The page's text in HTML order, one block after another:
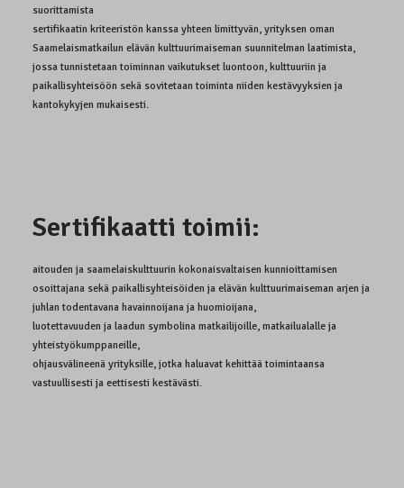
suorittamista
sertifikaatin kriteeristön kanssa yhteen limittyvän, yrityksen oman
Saamelaismatkailun elävän kulttuurimaiseman suunnitelman laatimista,
jossa tunnistetaan toiminnan vaikutukset luontoon, kulttuuriin ja
paikallisyhteisöön sekä sovitetaan toiminta niiden kestävyyksien ja
kantokykyjen mukaisesti.
Sertifikaatti toimii:
aitouden ja saamelaiskulttuurin kokonaisvaltaisen kunnioittamisen
osoittajana sekä paikallisyhteisöiden ja elävän kulttuurimaiseman arjen ja
juhlan todentavana havainnoijana ja huomioijana,
luotettavuuden ja laadun symbolina matkailijoille, matkailualalle ja
yhteistyökumppaneille,
ohjausvälineenä yrityksille, jotka haluavat kehittää toimintaansa
vastuullisesti ja eettisesti kestävästi.